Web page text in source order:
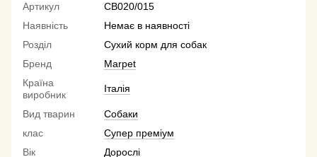
Артикул
CB020/015
Наявність
Немає в наявності
Розділ
Сухий корм для собак
Бренд
Marpet
Країна
виробник
Італія
Вид тварин
Собаки
клас
Супер преміум
Вік
Дорослі